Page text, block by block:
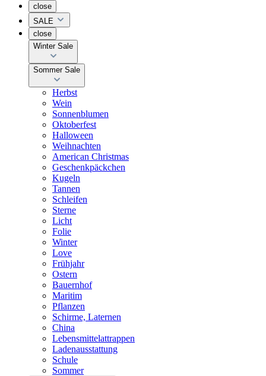
close
SALE
close
Winter Sale
Sommer Sale
Herbst
Wein
Sonnenblumen
Oktoberfest
Halloween
Weihnachten
American Christmas
Geschenkpäckchen
Kugeln
Tannen
Schleifen
Sterne
Licht
Folie
Winter
Love
Frühjahr
Ostern
Bauernhof
Maritim
Pflanzen
Schirme, Laternen
China
Lebensmittelattrappen
Ladenausstattung
Schule
Sommer